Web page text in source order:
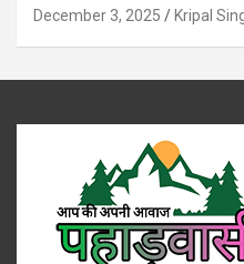
December 3, 2025 Kripal